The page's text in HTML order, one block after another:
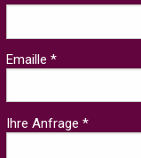
Emaille *
Ihre Anfrage *